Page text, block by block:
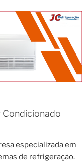
Condicionado
especializada em
de refrigeração.